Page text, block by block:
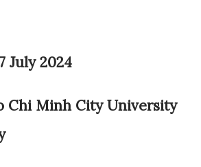
July 2024
Chi Minh City University